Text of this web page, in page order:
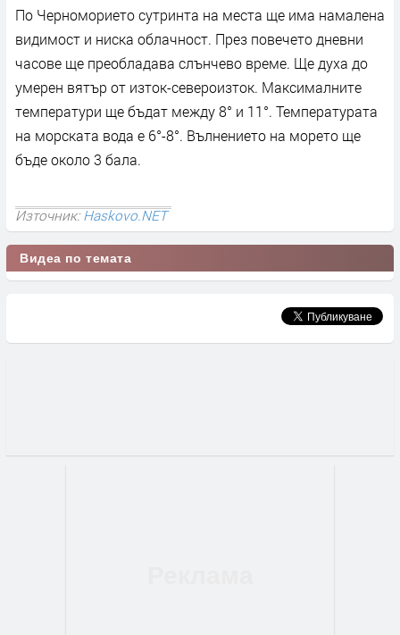
По Черноморието сутринта на места ще има намалена
видимост и ниска облачност. През повечето дневни
часове ще преобладава слънчево време. Ще духа до
умерен вятър от изток-североизток. Максималните
температури ще бъдат между 8° и 11°. Температурата
на морската вода е 6°-8°. Вълнението на морето ще
бъде около 3 бала.
Източник:Haskovo.NET
Видеа по темата